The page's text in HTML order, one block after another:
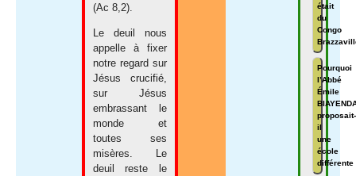
(Ac 8,2).
Le deuil nous
appelle à fixer
notre regard sur
Jésus crucifié,
sur Jésus
embrassant le
monde et
toutes ses
misères. Le
deuil reste le
était
du
Congo
Pourquoi
l’Abbé
Émile
proposait-
il
une
école
différente